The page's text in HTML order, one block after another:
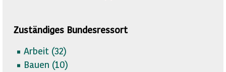
Zuständiges Bundesressort
Arbeit (32)
Bauen (10)